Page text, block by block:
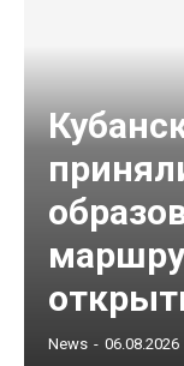
News - 06.08.2026